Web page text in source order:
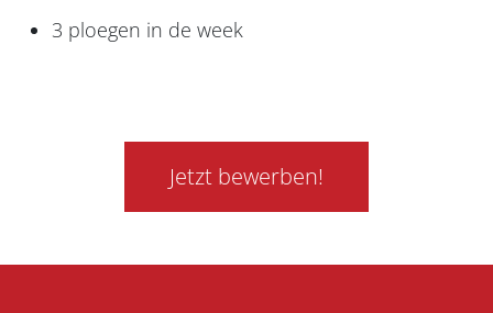
3 ploegen in de week
Jetzt bewerben!